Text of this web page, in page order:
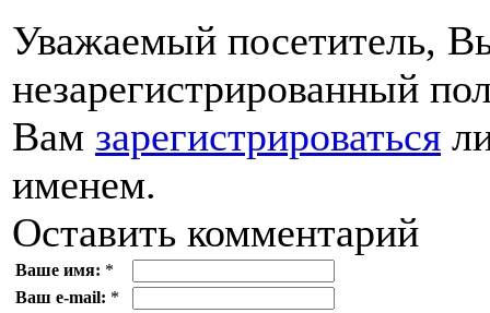
Уважаемый посетитель,
незарегистрированный
Вам зарегистрироваться
именем.
Оставить комментарий
Ваше имя: *
Ваш e-mail: *